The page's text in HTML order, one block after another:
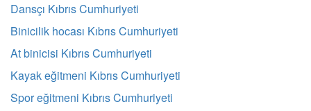
Dansçı Kıbrıs Cumhuriyeti
Binicilik hocası Kıbrıs Cumhuriyeti
At binicisi Kıbrıs Cumhuriyeti
Kayak eğitmeni Kıbrıs Cumhuriyeti
Spor eğitmeni Kıbrıs Cumhuriyeti